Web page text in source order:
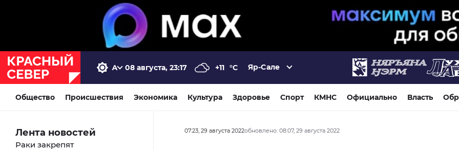
08 августа, 23:17 +11 °C Яр-Сале
Общество Происшествия Экономика Культура Здоровье Спорт КМНС Официально Власть
Лента новостей
Раки закрепят
07:23, 29 августа 2022обновлено: 08:07, 29 августа 2022